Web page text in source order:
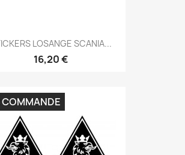
LOSANGE SCANIA...
16,20 €
COMMANDE